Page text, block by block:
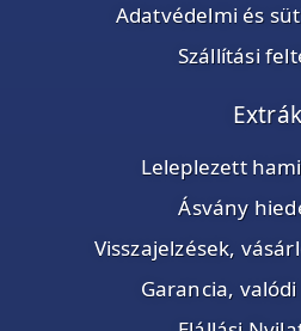
Adatvédelmi és
Szállítási
Extrák
Leleplezett
Ásvány
Visszajelzések,
Garancia,